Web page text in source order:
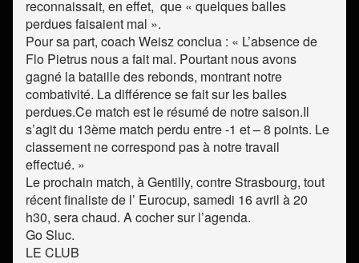
reconnaissait, en effet, que « quelques balles
perdues faisaient mal ».
Pour sa part, coach Weisz conclua : « L’absence de
Flo Pietrus nous a fait mal. Pourtant nous avons
gagné la bataille des rebonds, montrant notre
combativité. La différence se fait sur les balles
perdues.Ce match est le résumé de notre saison.Il
s’agit du 13ème match perdu entre -1 et – 8 points. Le
classement ne correspond pas à notre travail
effectué. »
Le prochain match, à Gentilly, contre Strasbourg, tout
récent finaliste de l’ Eurocup, samedi 16 avril à 20
h30, sera chaud. A cocher sur l’agenda.
Go Sluc.
LE CLUB